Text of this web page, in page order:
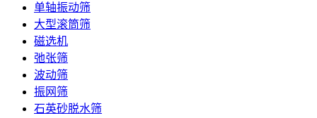
单轴振动筛
大型滚筒筛
磁选机
弛张筛
波动筛
振网筛
石英砂脱水筛